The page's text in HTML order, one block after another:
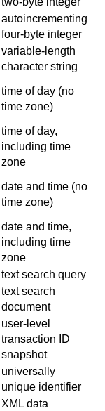
autoincrementing
four-byte integer
variable-length
character string
time of day (no
time zone)
time of day,
including time
zone
date and time (no
time zone)
date and time,
including time
zone
text search query
text search
document
user-level
transaction ID
snapshot
universally
unique identifier
XML data